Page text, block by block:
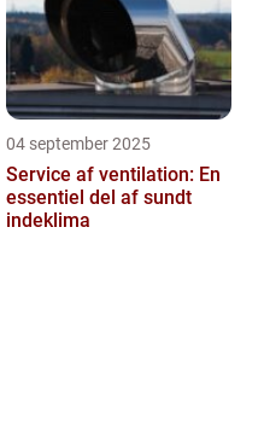
04 september 2025
Service af ventilation: En
essentiel del af sundt
indeklima